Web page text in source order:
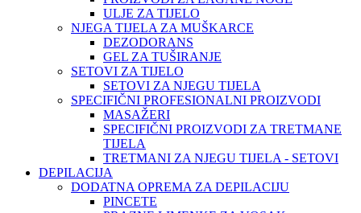
ULJE ZA TIJELO
NJEGA TIJELA ZA MUŠKARCE
DEZODORANS
GEL ZA TUŠIRANJE
SETOVI ZA TIJELO
SETOVI ZA NJEGU TIJELA
SPECIFIČNI PROFESIONALNI PROIZVODI
MASAŽERI
SPECIFIČNI PROIZVODI ZA TRETMANE
TIJELA
TRETMANI ZA NJEGU TIJELA - SETOVI
DEPILACIJA
DODATNA OPREMA ZA DEPILACIJU
PINCETE